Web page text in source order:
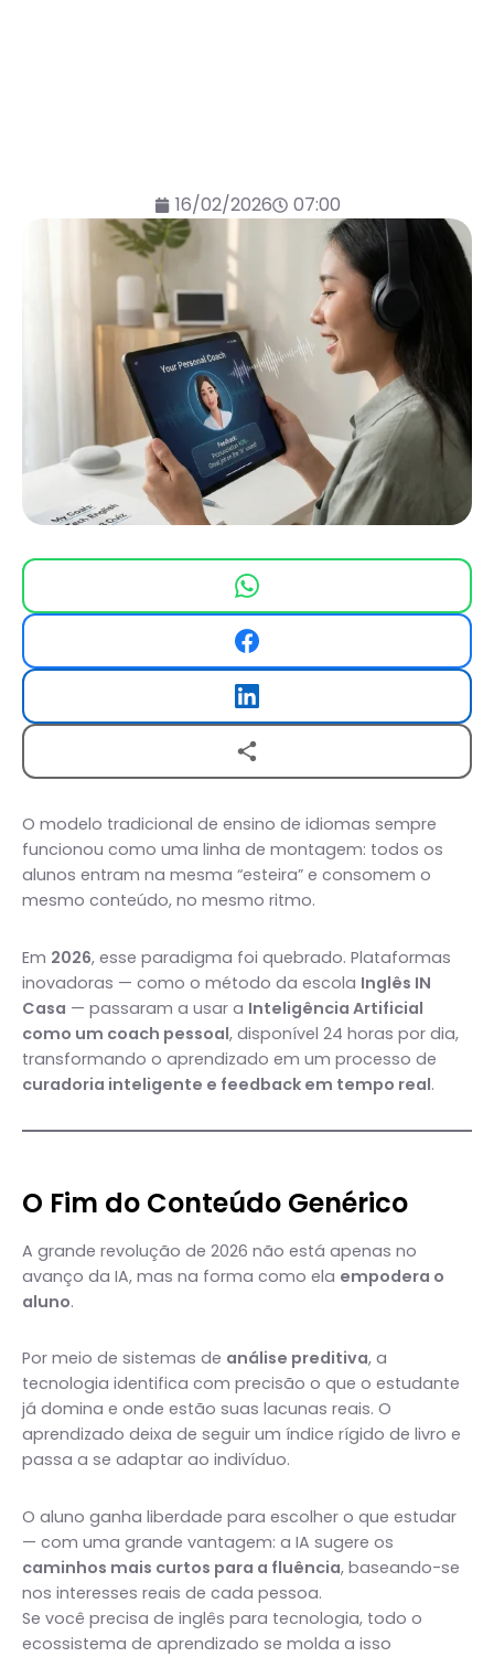
16/02/2026 07:00
O modelo tradicional de ensino de idiomas sempre
funcionou como uma linha de montagem: todos os
alunos entram na mesma “esteira” e consomem o
mesmo conteúdo, no mesmo ritmo.
Em 2026, esse paradigma foi quebrado. Plataformas
inovadoras — como o método da escola Inglês IN
Casa — passaram a usar a Inteligência Artificial
como um coach pessoal, disponível 24 horas por dia,
transformando o aprendizado em um processo de
curadoria inteligente e feedback em tempo real.
O Fim do Conteúdo Genérico
A grande revolução de 2026 não está apenas no
avanço da IA, mas na forma como ela empodera o
aluno.
Por meio de sistemas de análise preditiva, a
tecnologia identifica com precisão o que o estudante
já domina e onde estão suas lacunas reais. O
aprendizado deixa de seguir um índice rígido de livro e
passa a se adaptar ao indivíduo.
O aluno ganha liberdade para escolher o que estudar
— com uma grande vantagem: a IA sugere os
caminhos mais curtos para a fluência, baseando-se
nos interesses reais de cada pessoa.
Se você precisa de inglês para tecnologia, todo o
ecossistema de aprendizado se molda a isso